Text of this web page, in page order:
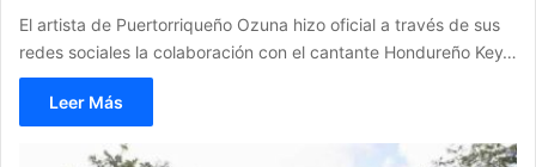
El artista de Puertorriqueño Ozuna hizo oficial a través de sus
redes sociales la colaboración con el cantante Hondureño Key…
Leer Más